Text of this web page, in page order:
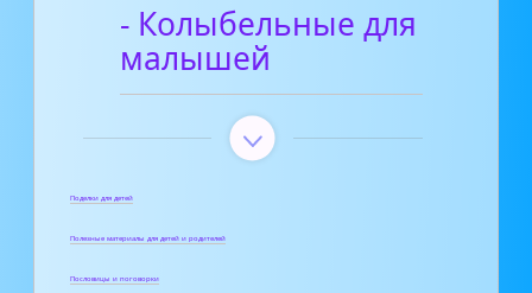
- Колыбельные для
малышей
Поделки для детей
Полезные материалы для детей и родителей
Пословицы и поговорки